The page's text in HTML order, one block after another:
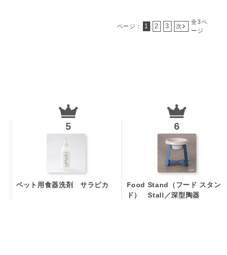
ページ： 1 2 3 次
全3ペ
ージ
ペット用食器洗剤 サラピカ
Food Stand（フード スタン
ド） Stall／深型陶器